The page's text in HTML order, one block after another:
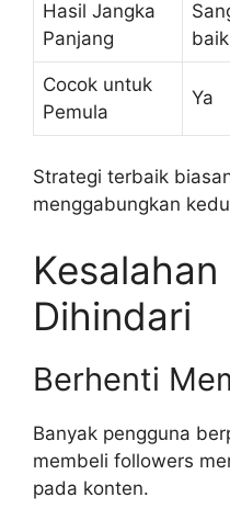
Hasil Jangka
Panjang
baik
Cocok untuk
Pemula
Ya
Strategi terbaik
menggabungkan
Dihindari
Berhenti
Banyak pengguna
membeli followers
pada konten.